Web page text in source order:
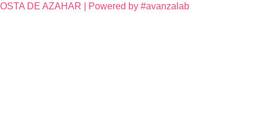
DE AZAHAR | Powered by #avanzalab